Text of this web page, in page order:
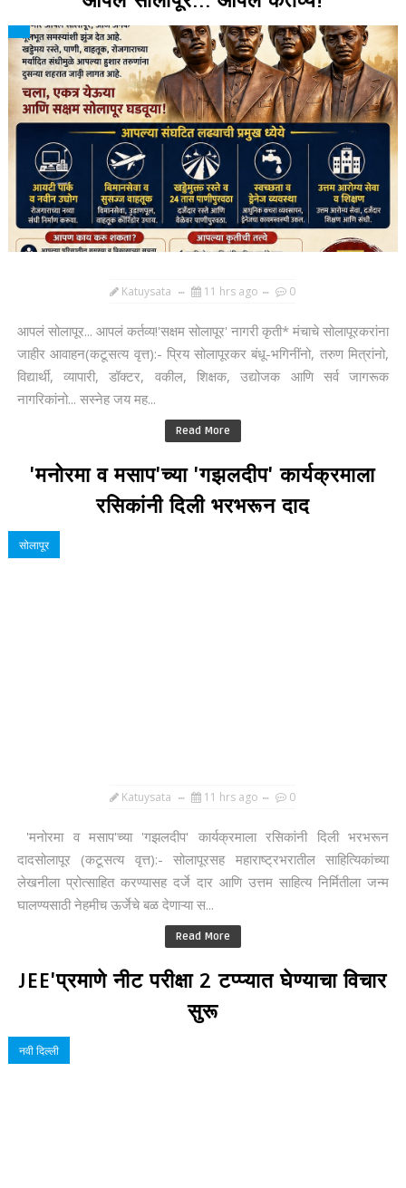
Katuysata 11 hrs ago 0
आपलं सोलापूर... आपलं कर्तव्य!'सक्षम सोलापूर' नागरी कृती* मंचाचे सोलापूरकरांना
जाहीर आवाहन(कटूसत्य वृत्त):- प्रिय सोलापूरकर बंधू-भगिनींनो, तरुण मित्रांनो,
विद्यार्थी, व्यापारी, डॉक्टर, वकील, शिक्षक, उद्योजक आणि सर्व जागरूक
नागरिकांनो... सस्नेह जय मह...
Read More
'मनोरमा व मसाप'च्या 'गझलदीप' कार्यक्रमाला
रसिकांनी दिली भरभरून दाद
सोलापूर
Katuysata 11 hrs ago 0
'मनोरमा व मसाप'च्या 'गझलदीप' कार्यक्रमाला रसिकांनी दिली भरभरून
दादसोलापूर (कटूसत्य वृत्त):- सोलापूरसह महाराष्ट्रभरातील साहित्यिकांच्या
लेखनीला प्रोत्साहित करण्यासह दर्जे दार आणि उत्तम साहित्य निर्मितीला जन्म
घालण्यसाठी नेहमीच ऊर्जेचे बळ देणाऱ्या स...
Read More
JEE'प्रमाणे नीट परीक्षा 2 टप्प्यात घेण्याचा विचार
सुरू
नवी दिल्ली